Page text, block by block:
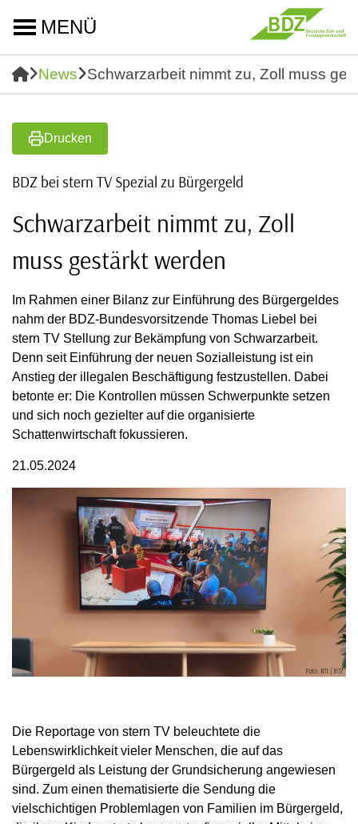
MENÜ
News Schwarzarbeit nimmt zu, Zoll muss
Drucken
BDZ bei stern TV Spezial zu Bürgergeld
Schwarzarbeit nimmt zu, Zoll
muss gestärkt werden
Im Rahmen einer Bilanz zur Einführung des Bürgergeldes
nahm der BDZ-Bundesvorsitzende Thomas Liebel bei
stern TV Stellung zur Bekämpfung von Schwarzarbeit.
Denn seit Einführung der neuen Sozialleistung ist ein
Anstieg der illegalen Beschäftigung festzustellen. Dabei
betonte er: Die Kontrollen müssen Schwerpunkte setzen
und sich noch gezielter auf die organisierte
Schattenwirtschaft fokussieren.
21.05.2024
Die Reportage von stern TV beleuchtete die
Lebenswirklichkeit vieler Menschen, die auf das
Bürgergeld als Leistung der Grundsicherung angewiesen
sind. Zum einen thematisierte die Sendung die
vielschichtigen Problemlagen von Familien im Bürgergeld,